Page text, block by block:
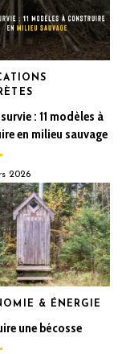
: 11 modèles à
en milieu sauvage
2026
& ÉNERGIE
une bécosse